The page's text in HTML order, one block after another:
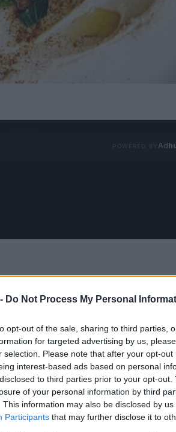
Do Not Process My Personal
opt-out of the sale, sharing to third parties,
for targeted advertising by us,
selection. Please note that after your opt-
interest-based ads based on personal
to third parties prior to your opt-
of your personal information by third
This information may also be disclosed by
Participants that may further disclose it to
Ad